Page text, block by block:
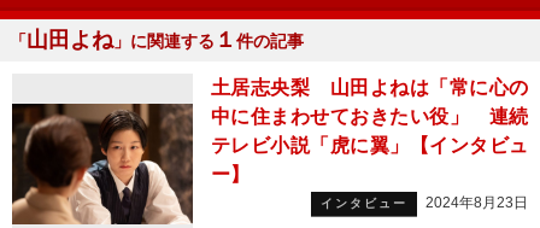
「山田よね 」に関連する １ 件の記事
土居志央梨 山田よねは「常に心の
中に住まわせておきたい役」 連続
テレビ小説「虎に翼」【インタビュ
ー】
インタビュー 2024年8月23日